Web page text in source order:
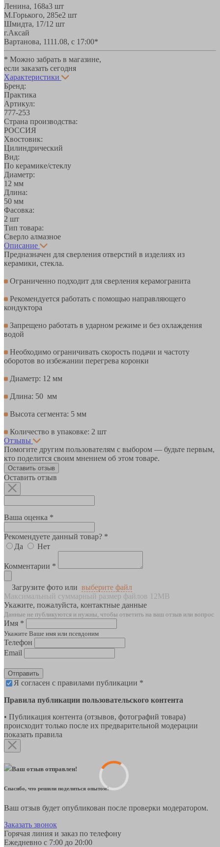
Ленина, 168а3 шт
М.Горького, 285е2 шт
Шмидта, 17/1 2 шт
г.Аксай
Вартанова, 1111.08, с 17:00*
* Можно забрать в магазине,
если заказать сегодня
Характеристики
Бренд:
Практика
Артикул:
777-253
Страна производства:
РОССИЯ
Хвостовик:
Цилиндрический
Вид:
По керамике/стеклу
Диаметр:
12 мм
Длина:
50 мм
Фасовка:
2 шт
Тип товара:
Сверло алмазное
Описание
Предназначен для сверления отверстий в изделиях из
керамики, стекла.
Ограниченно подходит для сверления керамогранита
Рекомендуется работать с помощью направляющего
кондуктора
Запрещено работать в ударном режиме и без охлаждения
водой
Необходимо ограничивать скорость подачи и частоту
оборотов во избежании перегрева коронки
Диаметр: 12 мм
Длина: 50 мм
Высота сегмента: 5 мм
Количество в упаковке: 2 шт
Отзывы
Помогите другим пользователям с выбором — будьте первым,
кто поделится своим мнением об этом товаре.
Оставить отзыв
Оставить отзыв
Ваша оценка *
Рекомендуете данный товар? *
Да
Нет
Комментарии *
Загрузите фото или выберите файл
Максимальный суммарный размер файлов 12MB
Укажите, пожалуйста, контактные данные
Данные не публикуются и нужны, чтобы ответить на ваш отзыв или вопрос
Имя *
Укажите Ваше имя или псевдоним
Телефон
Email
Отправить
Я согласен с правилами публикации *
Правила публикации пользовательского контента
• Публикация контента (отзывов, фотографий товара)
происходит только после их предварительной модерации
показать правила
Ваш отзыв отправлен!
Спасибо, что решили поделиться опытом!
Ваш отзыв будет опубликован после проверки модератором.
Заказать звонок
Горячая линия и заказ по телефону
Ежедневно с 7:00 до 20:00